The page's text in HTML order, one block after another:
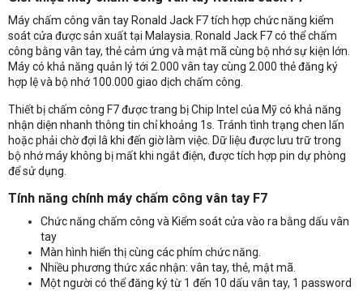
Máy chấm công vân tay Ronald Jack F7 tích hợp chức năng kiểm
soát cửa được sản xuất tại Malaysia. Ronald Jack F7 có thể chấm
công bằng vân tay, thẻ cảm ứng và mật mã cùng bộ nhớ sự kiện lớn.
Máy có khả năng quản lý tới 2.000 vân tay cùng 2.000 thẻ đăng ký
hợp lệ và bộ nhớ 100.000 giao dịch chấm công.
Thiết bị chấm công F7 được trang bị Chip Intel của Mỹ có khả năng
nhận diện nhanh thông tin chỉ khoảng 1s. Tránh tình trạng chen lấn
hoặc phải chờ đợi lâ khi đến giờ làm việc. Dữ liệu được lưu trữ trong
bộ nhớ máy không bị mất khi ngắt điện, được tích hợp pin dự phòng
để sử dụng.
Tính năng chính máy chấm công vân tay F7
Chức năng chấm công và Kiểm soát cửa vào ra bằng dấu vân
tay
Màn hình hiển thị cùng các phím chức năng.
Nhiều phương thức xác nhận: vân tay, thẻ, mật mã.
Một người có thể đăng ký từ 1 đến 10 dấu vân tay, 1 password
Nhận báo giá sản phẩm: Máy chấm công kiểm soát cửa Ronald
Jack F7